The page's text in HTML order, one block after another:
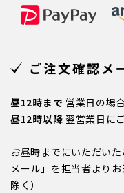
ご注文確認メ
昼12時まで 営業日の場
昼12時以降 翌営業日に
お昼時までにいただい
メール」を担当者より
除く）